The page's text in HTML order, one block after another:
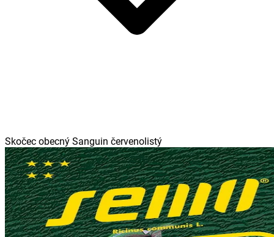
Skočec obecný Sanguin červenolistý